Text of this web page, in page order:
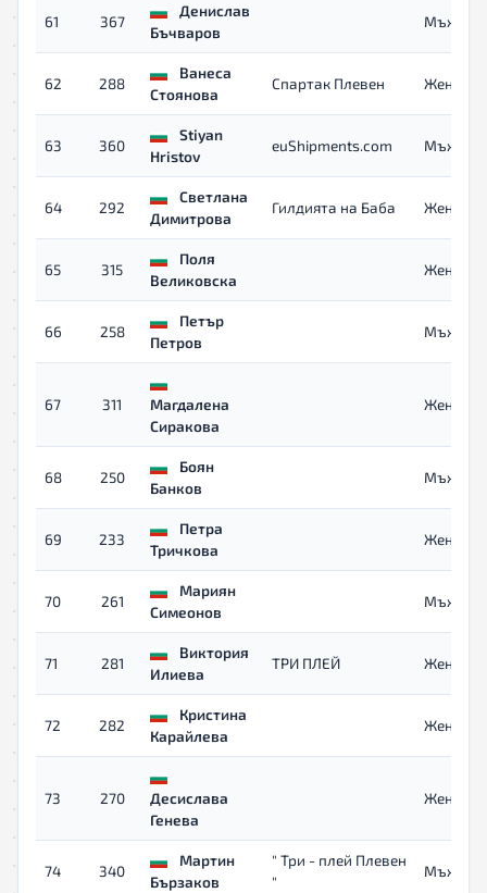
61 367
Денислав
Бъчваров
Мъже
62 288
Ванеса
Стоянова
Спартак Плевен Жени
63 360
Stiyan
Hristov
euShipments.com Мъже
64 292
Светлана
Димитрова
Гилдията на Баба Жени
65 315
Поля
Великовска
Жени
66 258
Петър
Петров
Мъже
67 311
Магдалена
Сиракова
Жени
68 250
Боян
Банков
Мъже
69 233
Петра
Тричкова
Жени
70 261
Мариян
Симеонов
Мъже
71 281
Виктория
Илиева
ТРИ ПЛЕЙ Жени
72 282
Кристина
Карайлева
Жени
73 270
Десислава
Генева
Жени
74 340
Мартин
Бързаков
" Три - плей Плевен
"
Мъже